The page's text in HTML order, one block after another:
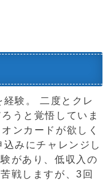
験。 二度とクレ
うと覚悟していま
ンカードが欲しく
みにチャレンジし
があり、低収入の
戦しますが、3回